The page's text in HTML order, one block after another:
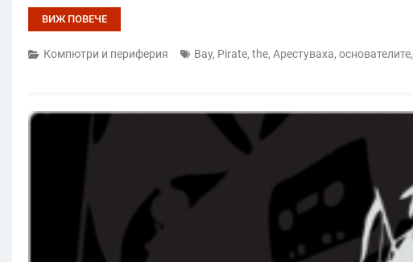
ВИЖ ПОВЕЧЕ
Компютри и периферия Bay, Pirate, the, Арестуваха, основателите,